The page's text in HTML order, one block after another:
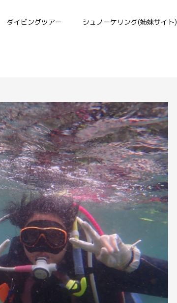
ダイビングツアー シュノーケリング(姉妹サイト)